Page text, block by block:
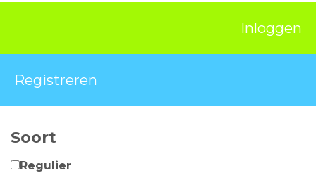
Projecten
Over Match
Ervaringsplek
Inloggen
Registreren
Soort
Regulier